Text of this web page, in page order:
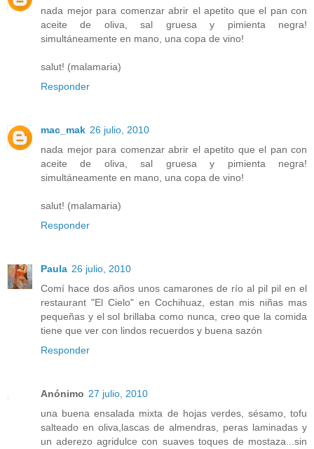
nada mejor para comenzar abrir el apetito que el pan con
aceite de oliva, sal gruesa y pimienta negra!
simultáneamente en mano, una copa de vino!
salut! (malamaria)
Responder
mac_mak 26 julio, 2010
nada mejor para comenzar abrir el apetito que el pan con
aceite de oliva, sal gruesa y pimienta negra!
simultáneamente en mano, una copa de vino!
salut! (malamaria)
Responder
Paula 26 julio, 2010
Comí hace dos años unos camarones de río al pil pil en el
restaurant "El Cielo" en Cochihuaz, estan mis niñas mas
pequeñas y el sol brillaba como nunca, creo que la comida
tiene que ver con lindos recuerdos y buena sazón
Responder
Anónimo 27 julio, 2010
una buena ensalada mixta de hojas verdes, sésamo, tofu
salteado en oliva,lascas de almendras, peras laminadas y
un aderezo agridulce con suaves toques de mostaza...sin